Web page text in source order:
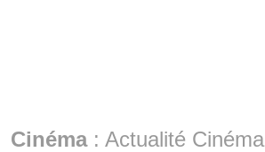
Cinéma: Actualité Cinéma